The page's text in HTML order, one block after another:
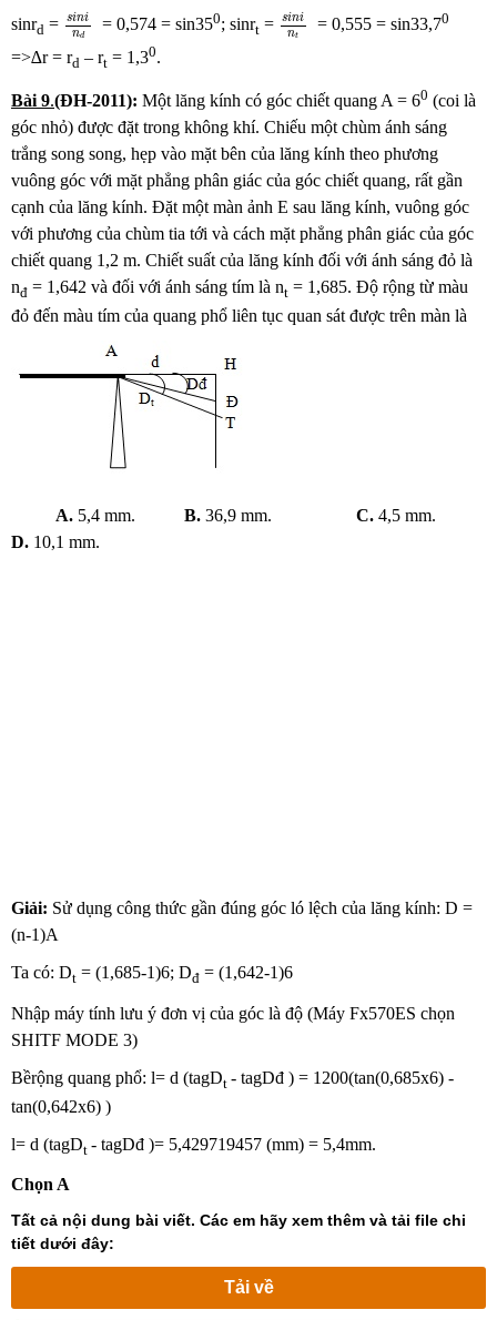
sinrd = sini
nd
sinin
= 0,574 = sin350; sinrt= sini
nt
sinin
= 0,555 = sin33,70
=>∆r = rd – rt = 1,30.
Bài 9.(ĐH-2011): Một lăng kính có góc chiết quang A = 60 (coi là
góc nhỏ) được đặt trong không khí. Chiếu một chùm ánh sáng
trắng song song, hẹp vào mặt bên của lăng kính theo phương
vuông góc với mặt phẳng phân giác của góc chiết quang, rất gần
cạnh của lăng kính. Đặt một màn ảnh E sau lăng kính, vuông góc
với phương của chùm tia tới và cách mặt phẳng phân giác của góc
chiết quang 1,2 m. Chiết suất của lăng kính đối với ánh sáng đỏ là
nđ = 1,642 và đối với ánh sáng tím là nt = 1,685. Độ rộng từ màu
đỏ đến màu tím của quang phổ liên tục quan sát được trên màn là
A. 5,4 mm. B. 36,9 mm. C. 4,5 mm.
D. 10,1 mm.
Giải: Sử dụng công thức gần đúng góc ló lệch của lăng kính: D =
(n-1)A
Ta có: Dt = (1,685-1)6; Dđ = (1,642-1)6
Nhập máy tính lưu ý đơn vị của góc là độ (Máy Fx570ES chọn
SHITF MODE 3)
Bềrộng quang phổ: l= d (tagDt - tagD­đ­ ) = 1200(tan(0,685x6) -
tan(0,642x6) )
l= d (tagDt - tagD­đ­ )= 5,429719457 (mm) = 5,4mm.
Chọn A
Tất cả nội dung bài viết. Các em hãy xem thêm và tải file chi
tiết dưới đây:
Tải về